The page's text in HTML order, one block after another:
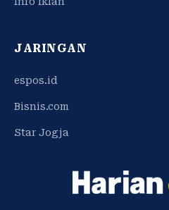
JARINGAN
espos.id
Bisnis.com
Star Jogja